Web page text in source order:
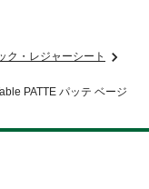
ク・レジャーシート
PATTE パッテ ベージ